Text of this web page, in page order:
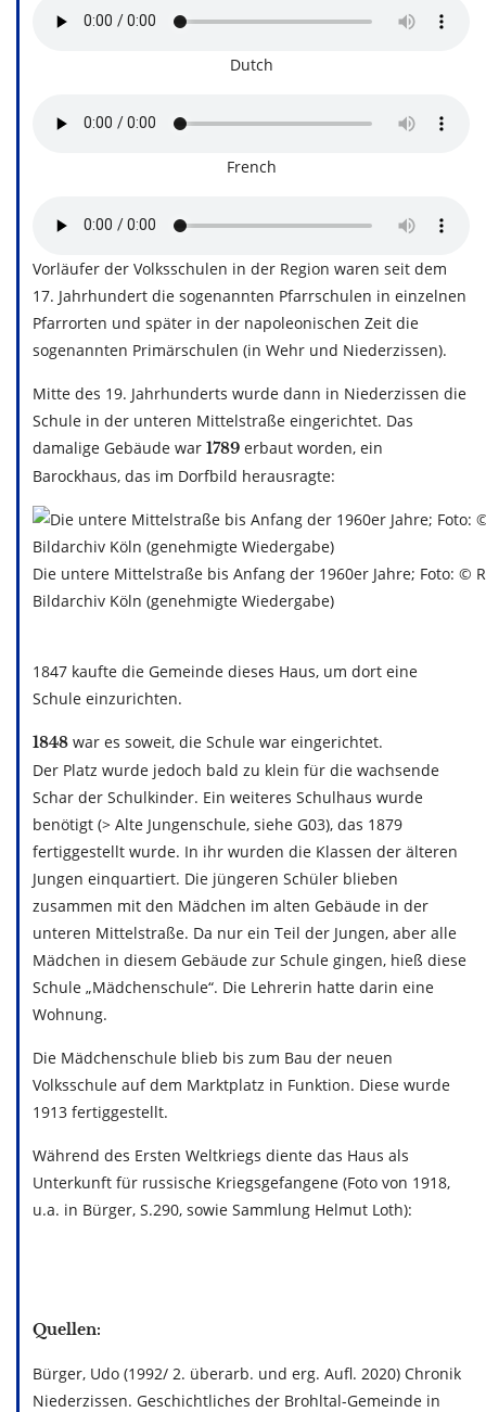
Dutch
French
Vorläufer der Volksschulen in der Region waren seit dem
17. Jahrhundert die sogenannten Pfarrschulen in einzelnen
Pfarrorten und später in der napoleonischen Zeit die
sogenannten Primärschulen (in Wehr und Niederzissen).
Mitte des 19. Jahrhunderts wurde dann in Niederzissen die
Schule in der unteren Mittelstraße eingerichtet. Das
damalige Gebäude war 1789 erbaut worden, ein
Barockhaus, das im Dorfbild herausragte:
Die untere Mittelstraße bis Anfang der 1960er Jahre; Foto: ©
Bildarchiv Köln (genehmigte Wiedergabe)
1847 kaufte die Gemeinde dieses Haus, um dort eine
Schule einzurichten.
1848 war es soweit, die Schule war eingerichtet.
Der Platz wurde jedoch bald zu klein für die wachsende
Schar der Schulkinder. Ein weiteres Schulhaus wurde
benötigt (> Alte Jungenschule, siehe G03), das 1879
fertiggestellt wurde. In ihr wurden die Klassen der älteren
Jungen einquartiert. Die jüngeren Schüler blieben
zusammen mit den Mädchen im alten Gebäude in der
unteren Mittelstraße. Da nur ein Teil der Jungen, aber alle
Mädchen in diesem Gebäude zur Schule gingen, hieß diese
Schule „Mädchenschule“. Die Lehrerin hatte darin eine
Wohnung.
Die Mädchenschule blieb bis zum Bau der neuen
Volksschule auf dem Marktplatz in Funktion. Diese wurde
1913 fertiggestellt.
Während des Ersten Weltkriegs diente das Haus als
Unterkunft für russische Kriegsgefangene (Foto von 1918,
u.a. in Bürger, S.290, sowie Sammlung Helmut Loth):
Quellen:
Bürger, Udo (1992/ 2. überarb. und erg. Aufl. 2020) Chronik
Niederzissen. Geschichtliches der Brohltal-Gemeinde in